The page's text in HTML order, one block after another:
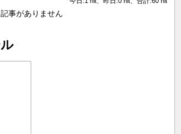
記事がありません